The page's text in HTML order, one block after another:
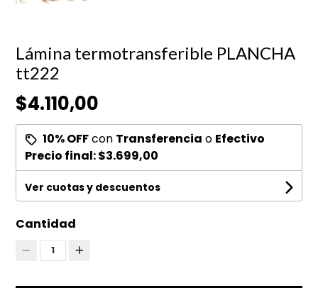
Lámina termotransferible PLANCHA
tt222
$4.110,00
10% OFFcon Transferencia o Efectivo
Precio final:$3.699,00
Ver cuotas y descuentos
Cantidad
1